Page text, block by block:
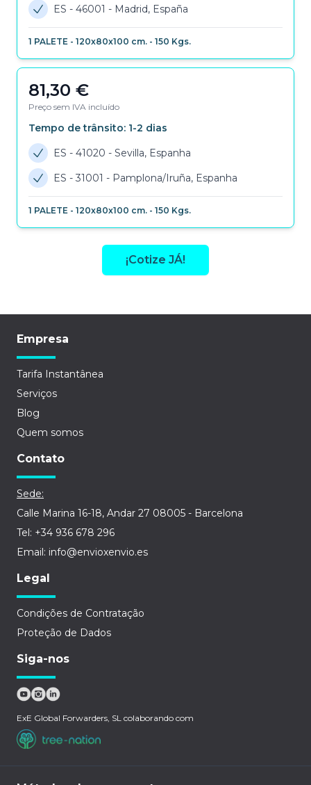
ES - 46001 - Madrid, España
1 PALETE - 120x80x100 cm. - 150 Kgs.
81,30 €
Preço sem IVA incluído
Tempo de trânsito: 1-2 dias
ES - 41020 - Sevilla, Espanha
ES - 31001 - Pamplona/Iruña, Espanha
1 PALETE - 120x80x100 cm. - 150 Kgs.
¡Cotize JÁ!
Empresa
Tarifa Instantânea
Serviços
Blog
Quem somos
Contato
Sede:
Calle Marina 16-18, Andar 27 08005 - Barcelona
Tel: +34 936 678 296
Email: info@envioxenvio.es
Legal
Condições de Contratação
Proteção de Dados
Siga-nos
ExE Global Forwarders, SL colaborando com